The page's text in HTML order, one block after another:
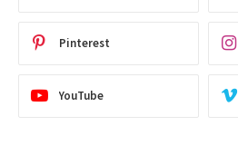
Pinterest
YouTube